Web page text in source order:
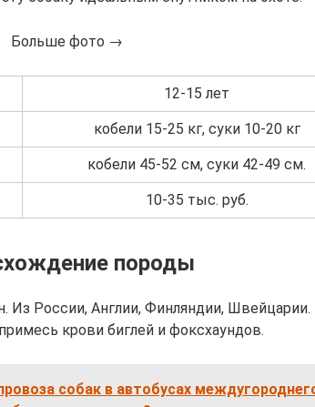
Больше фото →
12-15 лет
кобели 15-25 кг, суки 10-20 кг
кобели 45-52 см, суки 42-49 см.
10-35 тыс. руб.
породы
Из России, Англии, Финляндии, Швейцарии.
крови биглей и фоксхаундов.
собак в автобусах